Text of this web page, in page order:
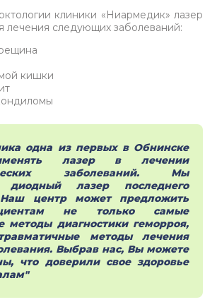
клиники «Ниармедик» лазер
лечения следующих заболеваний:
кишки
одна из первых в Обнинске
лазер в лечении
заболеваний. Мы
диодный лазер последнего
Наш центр может предложить
не только самые
методы диагностики геморроя,
методы лечения
Выбрав нас, Вы можете
что доверили свое здоровье